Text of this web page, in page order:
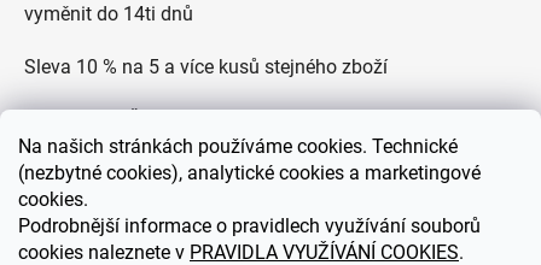
Na našich stránkách používáme cookies. Technické
(nezbytné cookies), analytické cookies a marketingové
cookies.
Podrobnější informace o pravidlech využívání souborů
cookies naleznete v PRAVIDLA VYUŽÍVÁNÍ COOKIES.
vyměnit do 14ti dnů
Sleva 10 % na 5 a více kusů stejného zboží
Zákaznická podpora každý všední den od 9.00 do 18.00
hodin